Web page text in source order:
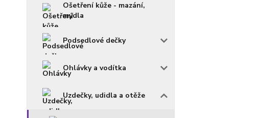
Ošetření kůže - mazání,
mýdla
Podsedlové dečky
Ohlávky a vodítka
Uzdečky, udidla a otěže